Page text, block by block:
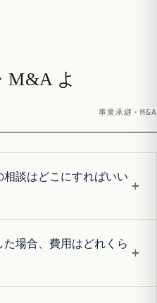
M&A よ
事業承継・M&A
談はどこにすればいい
+
場合、費用はどれくら
+